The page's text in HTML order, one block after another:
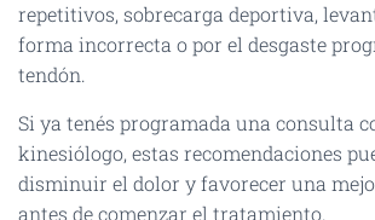
repetitivos, sobrecarga deportiva,
forma incorrecta o por el desgaste
tendón.
Si ya tenés programada una consulta
kinesiólogo, estas recomendaciones
disminuir el dolor y favorecer una
antes de comenzar el tratamiento.